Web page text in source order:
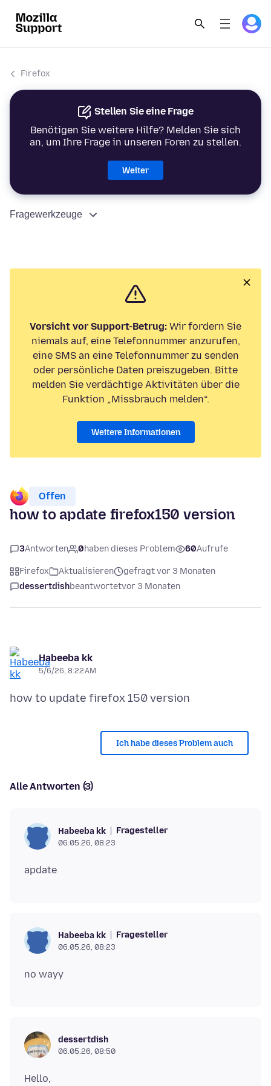
Firefox
Stellen Sie eine Frage
Benötigen Sie weitere Hilfe? Melden Sie sich
an, um Ihre Frage in unseren Foren zu stellen.
Weiter
Fragewerkzeuge
Vorsicht vor Support-Betrug: Wir fordern Sie
niemals auf, eine Telefonnummer anzurufen,
eine SMS an eine Telefonnummer zu senden
oder persönliche Daten preiszugeben. Bitte
melden Sie verdächtige Aktivitäten über die
Funktion „Missbrauch melden“.
Weitere Informationen
Offen
how to apdate firefox150 version
3Antworten 0haben dieses Problem 60Aufrufe
Firefox Aktualisieren
gefragt vor 3 Monaten
dessertdishbeantwortetvor 3 Monaten
Habeeba kk
5/6/26, 8:22 AM
Ich habe dieses Problem auch
Alle Antworten (3)
Habeeba kk Fragesteller
06.05.26, 08:23
Habeeba kk Fragesteller
06.05.26, 08:23
dessertdish
06.05.26, 08:50